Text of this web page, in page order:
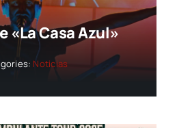
«La Casa Azul»
Noticias